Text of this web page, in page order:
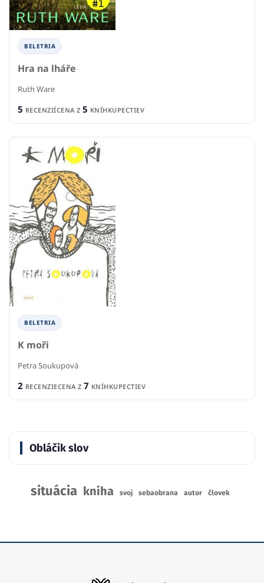
BELETRIA
Hra na lháře
Ruth Ware
5 RECENZIÍCENA Z 5 KNÍHKUPECTIEV
BELETRIA
K moři
Petra Soukupová
2 RECENZIECENA Z 7 KNÍHKUPECTIEV
Obláčik slov
situácia kniha svoj sebaobrana autor človek